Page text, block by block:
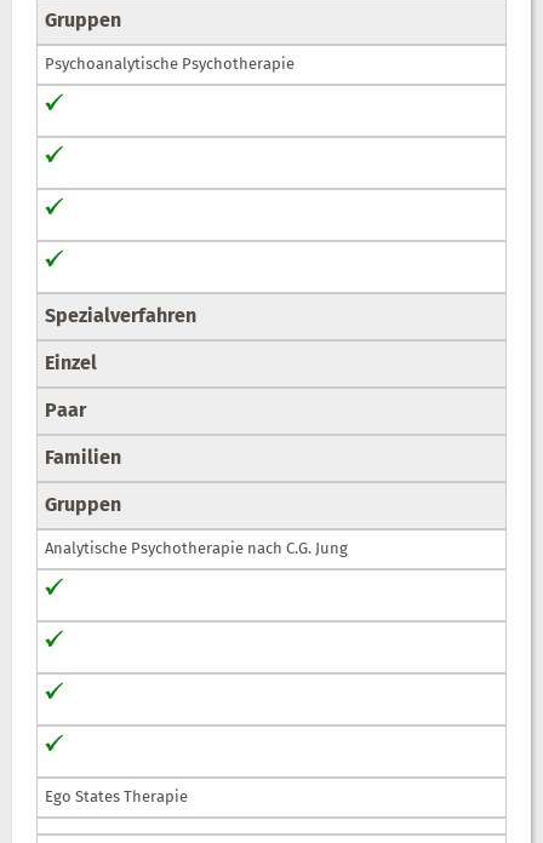
Gruppen
Psychoanalytische Psychotherapie
Spezialverfahren
Einzel
Paar
Familien
Gruppen
Analytische Psychotherapie nach C.G. Jung
Ego States Therapie